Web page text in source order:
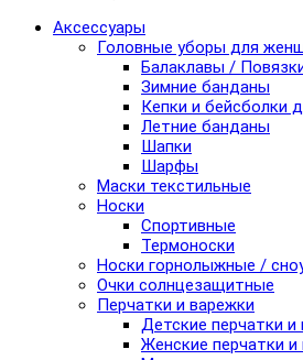
Аксессуары
Головные уборы для
Балаклавы /
Зимние банданы
Кепки и бейсболки
Летние банданы
Шапки
Шарфы
Маски текстильные
Носки
Спортивные
Термоноски
Носки горнолыжные /
Очки солнцезащитные
Перчатки и варежки
Детские перчатки и
Женские перчатки и